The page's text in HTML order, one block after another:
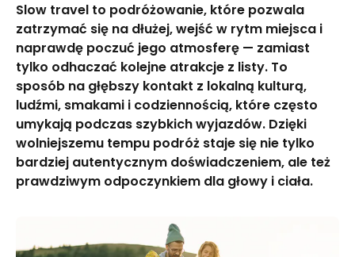
Slow travel to podróżowanie, które pozwala
zatrzymać się na dłużej, wejść w rytm miejsca i
naprawdę poczuć jego atmosferę — zamiast
tylko odhaczać kolejne atrakcje z listy. To
sposób na głębszy kontakt z lokalną kulturą,
ludźmi, smakami i codziennością, które często
umykają podczas szybkich wyjazdów. Dzięki
wolniejszemu tempu podróż staje się nie tylko
bardziej autentycznym doświadczeniem, ale też
prawdziwym odpoczynkiem dla głowy i ciała.